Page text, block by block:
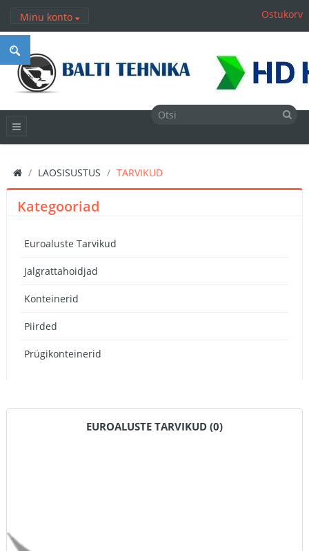
Minu konto Ostukorv
LAOSISUSTUS TARVIKUD
Kategooriad
Euroaluste Tarvikud
Jalgrattahoidjad
Konteinerid
Piirded
Prügikonteinerid
EUROALUSTE TARVIKUD (0)